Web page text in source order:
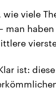
viele
man
ist: